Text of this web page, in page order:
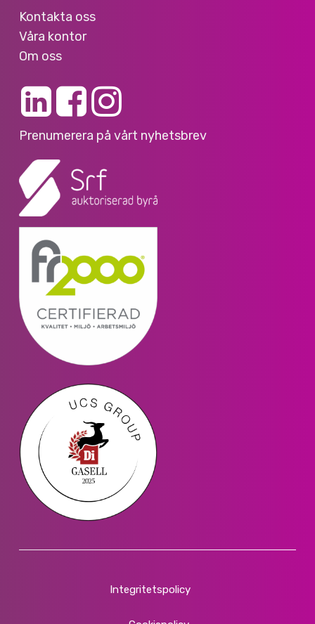
Kontakta oss
Våra kontor
Om oss
Prenumerera på vårt nyhetsbrev
Integritetspolicy